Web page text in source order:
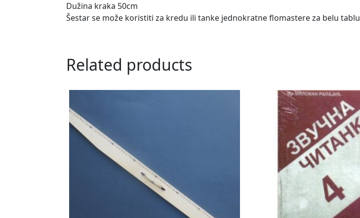
Dužina kraka 50cm
Šestar se može koristiti za kredu ili tanke jednokratne flomastere za belu tablu
Related products